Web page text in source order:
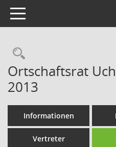
Toggle navigation
Ortschaftsrat
2013
Informationen
Vertreter